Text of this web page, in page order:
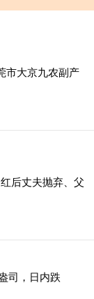
市大京九农副产
后丈夫抛弃、父
司，日内跌